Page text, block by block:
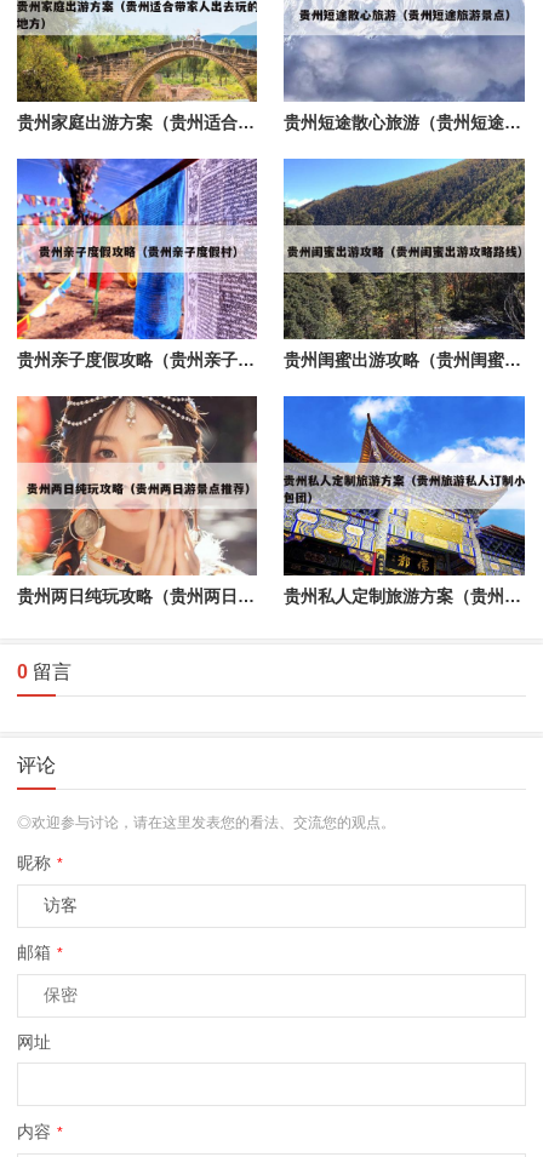
贵州家庭出游方案（贵州适合带家人出去玩的地方） 贵州短途散心旅游（贵州短途旅游景点）
贵州亲子度假攻略（贵州亲子度假村） 贵州闺蜜出游攻略（贵州闺蜜出游攻略路线）
贵州两日纯玩攻略（贵州两日游景点推荐） 贵州私人定制旅游方案（贵州旅游私人订制小包团）
0 留言
评论
◎欢迎参与讨论，请在这里发表您的看法、交流您的观点。
昵称 *
邮箱 *
网址
内容 *